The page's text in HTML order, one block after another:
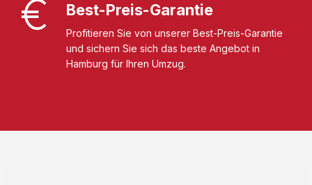
Best-Preis-Garantie
Profitieren Sie von unserer Best-Preis-Garantie
und sichern Sie sich das beste Angebot in
Hamburg für Ihren Umzug.